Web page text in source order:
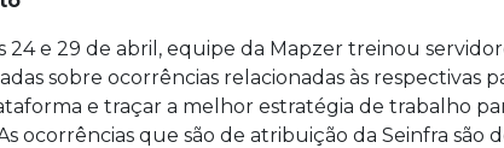
24 e 29 de abril, equipe da Mapzer treinou
sobre ocorrências relacionadas às respectivas
e traçar a melhor estratégia de trabalho
ocorrências que são de atribuição da Seinfra são